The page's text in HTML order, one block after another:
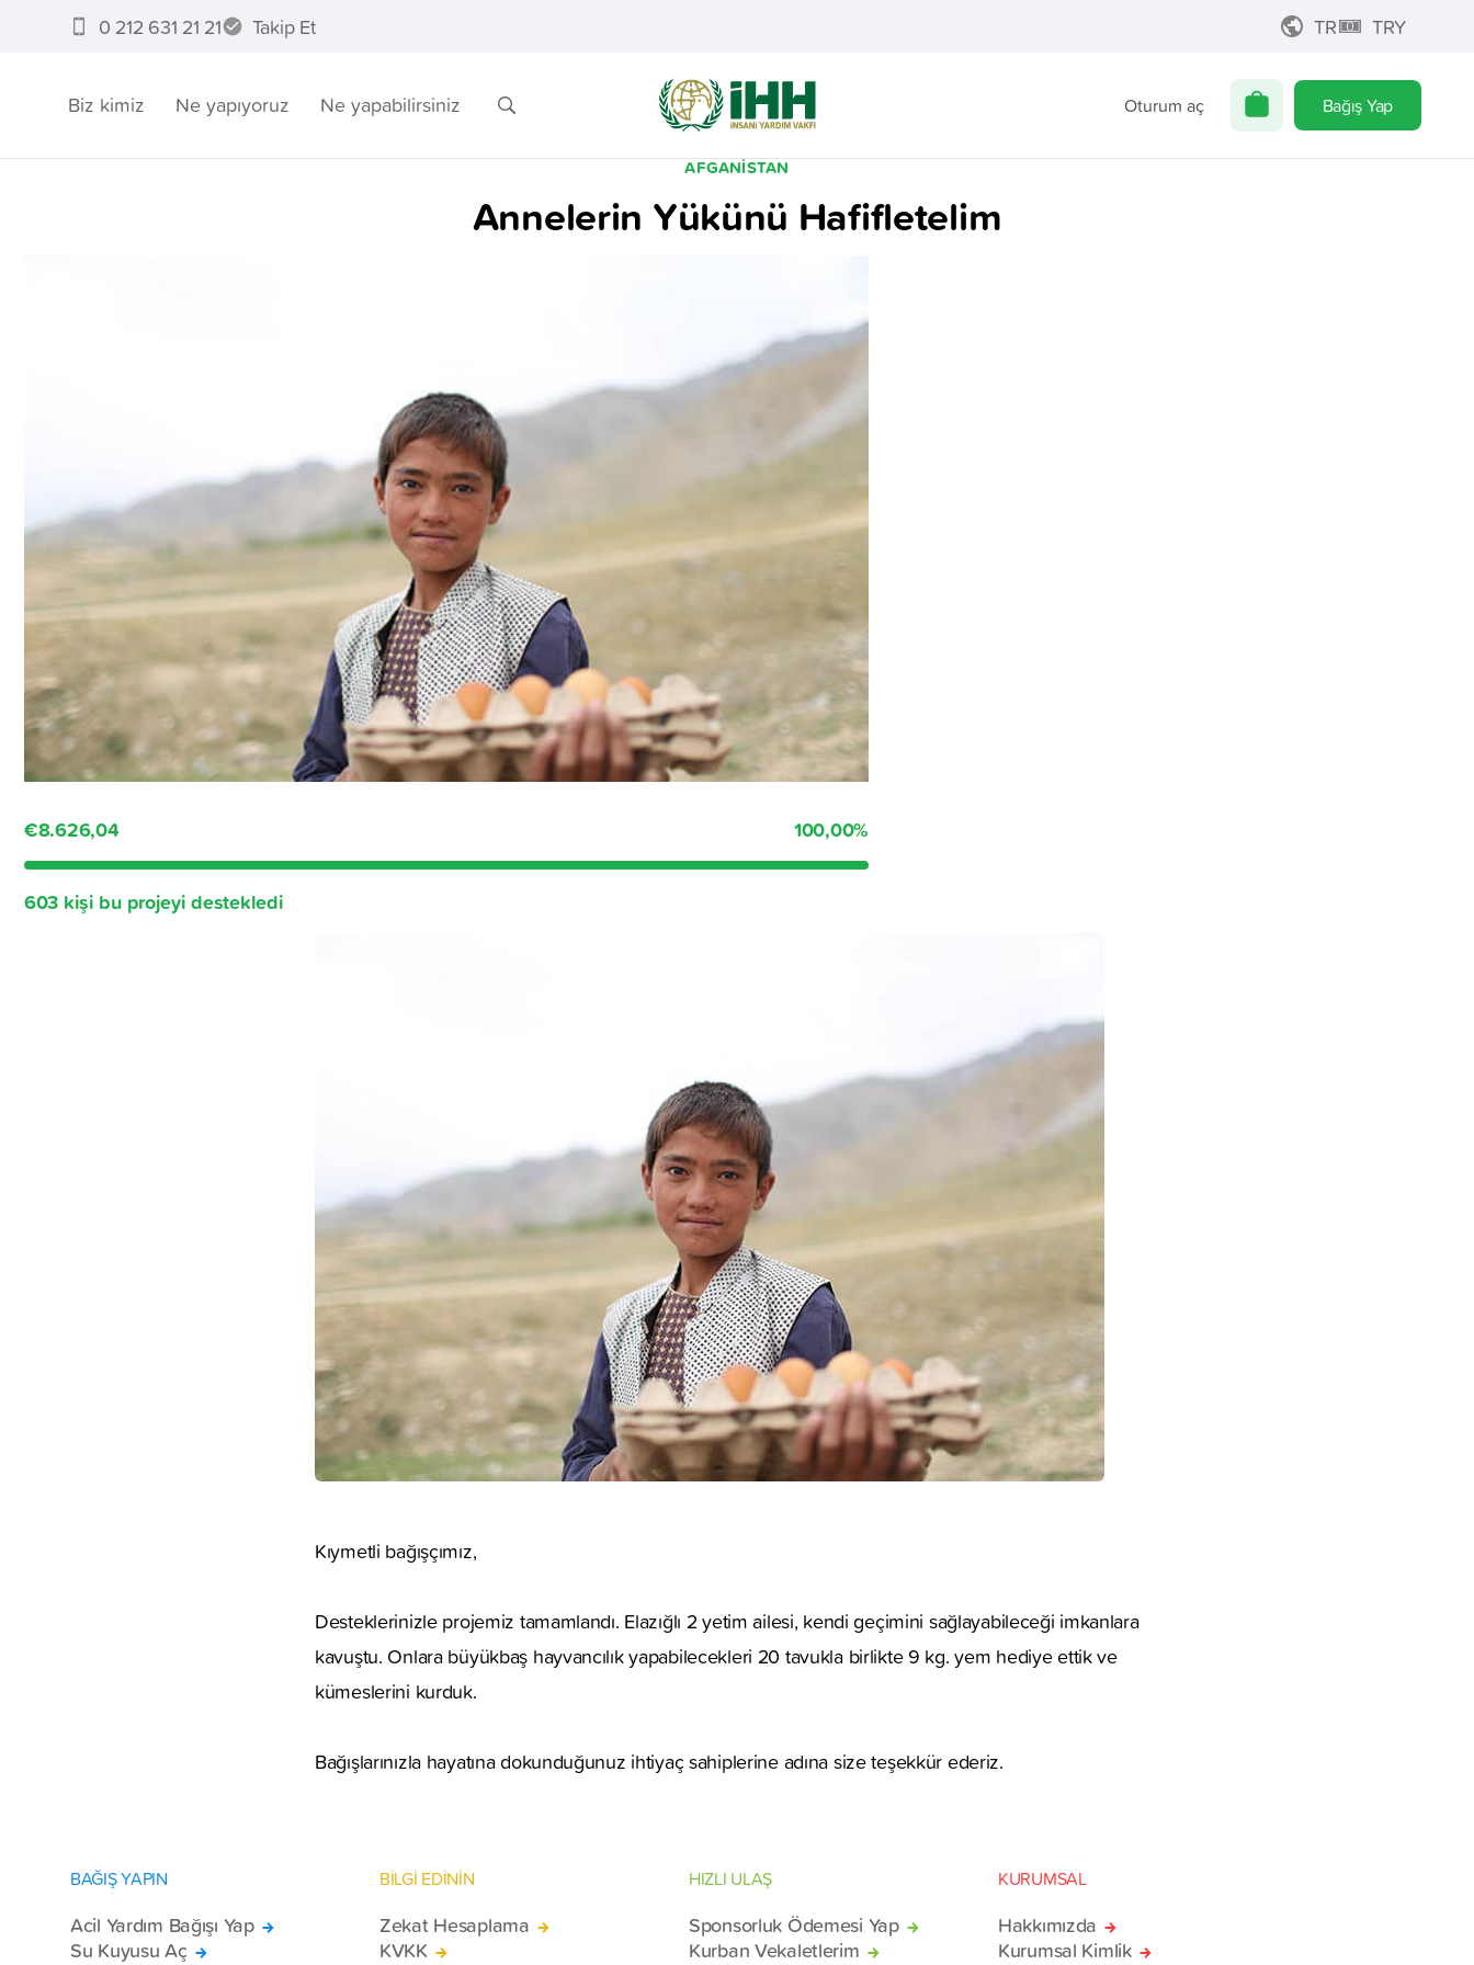
0 212 631 21 21 Takip Et TR TRY
Biz kimiz Ne yapıyoruz Ne yapabilirsiniz Oturum aç Bağış Yap
AFGANISTAN
Annelerin Yükünü Hafifletelim
€8.626,04 100,00%
603 kişi bu projeyi destekledi
Kıymetli bağışçımız,
Desteklerinizle projemiz tamamlandı. Elazığlı 2 yetim ailesi, kendi geçimini sağlayabileceği imkanlara
kavuştu. Onlara büyükbaş hayvancılık yapabilecekleri 20 tavukla birlikte 9 kg. yem hediye ettik ve
kümeslerini kurduk.
Bağışlarınızla hayatına dokunduğunuz ihtiyaç sahiplerine adına size teşekkür ederiz.
BAĞIŞ YAPIN
Acil Yardım Bağışı Yap
Su Kuyusu Aç
BİLGİ EDİNİN
Zekat Hesaplama
KVKK
HIZLI ULAŞ
Sponsorluk Ödemesi Yap
Kurban Vekaletlerim
KURUMSAL
Hakkımızda
Kurumsal Kimlik